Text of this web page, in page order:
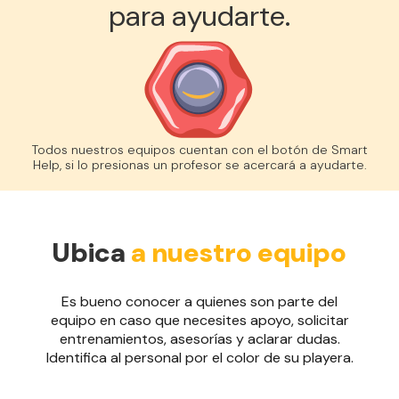
para ayudarte.
Todos nuestros equipos cuentan con el botón de Smart
Help, si lo presionas un profesor se acercará a ayudarte.
Ubica a nuestro equipo
Es bueno conocer a quienes son parte del
equipo en caso que necesites apoyo, solicitar
entrenamientos, asesorías y aclarar dudas.
Identifica al personal por el color de su playera.